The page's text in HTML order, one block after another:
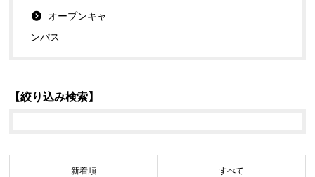
オープンキャ
ンパス
【絞り込み検索】
新着順 すべて